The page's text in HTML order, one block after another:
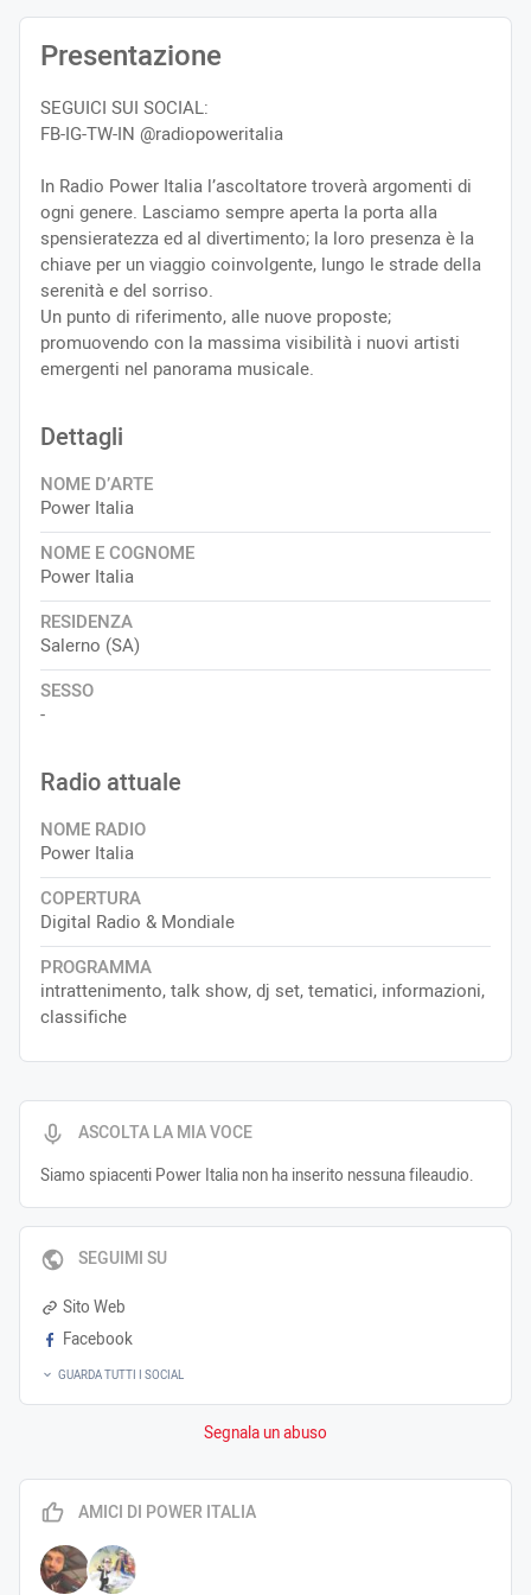
ASCOLTA LA MIA VOCE
Siamo spiacenti Power Italia non ha inserito nessuna fileaudio.
SEGUIMI SU
Sito Web
Facebook
GUARDA TUTTI I SOCIAL
Segnala un abuso
Presentazione
SEGUICI SUI SOCIAL:
FB-IG-TW-IN @radiopoweritalia
In Radio Power Italia l’ascoltatore troverà argomenti di
ogni genere. Lasciamo sempre aperta la porta alla
spensieratezza ed al divertimento; la loro presenza è la
chiave per un viaggio coinvolgente, lungo le strade della
serenità e del sorriso.
Un punto di riferimento, alle nuove proposte;
promuovendo con la massima visibilità i nuovi artisti
emergenti nel panorama musicale.
Dettagli
NOME D’ARTE
Power Italia
NOME E COGNOME
Power Italia
RESIDENZA
Salerno (SA)
SESSO
-
Radio attuale
NOME RADIO
Power Italia
COPERTURA
Digital Radio & Mondiale
PROGRAMMA
intrattenimento, talk show, dj set, tematici, informazioni,
classifiche
AMICI DI POWER ITALIA